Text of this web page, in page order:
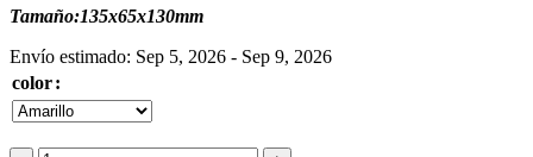
Tamaño:135x65x130mm
Envío estimado: Sep 5, 2026 - Sep 9, 2026
color